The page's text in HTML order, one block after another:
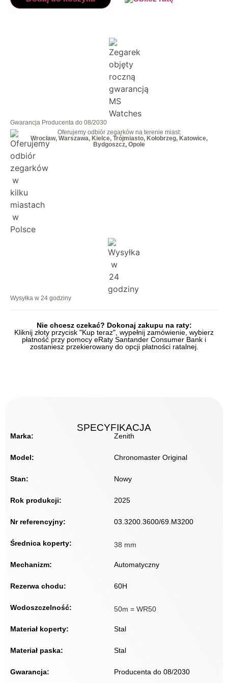
Gwarancja Producenta do 08/2030
Oferujemy odbiór zegarków na terenie miast:
Wrocław, Warszawa, Kielce, Trójmiasto, Kołobrzeg, Katowice,
Bydgoszcz, Opole
Wysyłka w 24 godziny
Nie chcesz czekać? Dokonaj zakupu na raty:
Kliknij złoty przycisk "Kup teraz", wypełnij zamówienie, wybierz
płatność przy pomocy eRaty Santander Consumer Bank i
zostaniesz przekierowany do opcji płatności ratalnej.
SPECYFIKACJA
Marka: Zenith
Model: Chronomaster Original
Stan: Nowy
Rok produkcji: 2025
Nr referencyjny: 03.3200.3600/69.M3200
Średnica koperty: 38 mm
Mechanizm: Automatyczny
Rezerwa chodu: 60H
Wodoszczelność: 50m = WR50
Materiał koperty: Stal
Materiał paska: Stal
Gwarancja: Producenta do 08/2030